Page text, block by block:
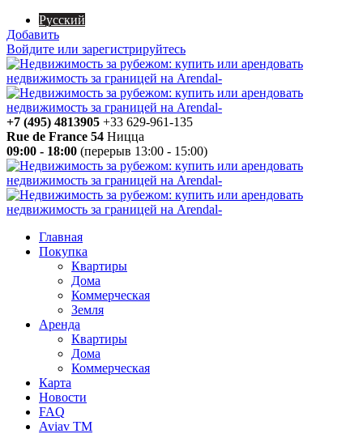
Русский
Добавить
Войдите или зарегистрируйтесь
+7 (495) 4813905 +33 629-961-135
Rue de France 54 Ницца
09:00 - 18:00 (перерыв 13:00 - 15:00)
Главная
Покупка
Квартиры
Дома
Коммерческая
Земля
Аренда
Квартиры
Дома
Коммерческая
Карта
Новости
FAQ
Aviav TM